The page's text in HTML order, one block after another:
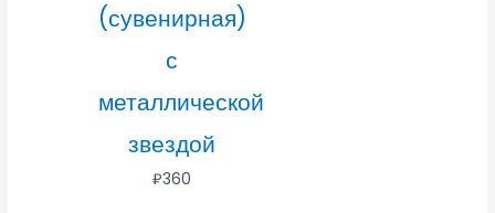
(сувенирная)
с
металлической
звездой
₽360